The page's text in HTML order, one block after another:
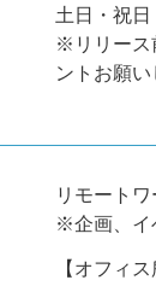
土日・祝日
※リリース
ントお願い
リモートワ
※企画、イ
【オフィ